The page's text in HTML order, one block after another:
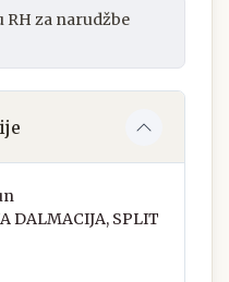
RH za narudžbe
DALMACIJA, SPLIT